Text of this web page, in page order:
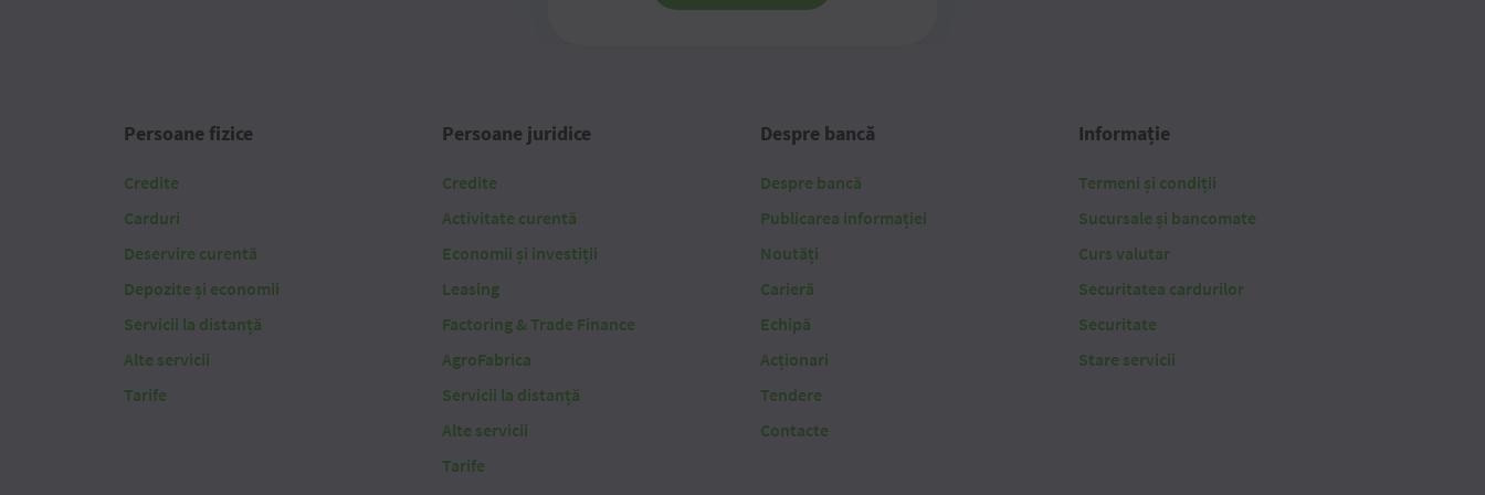
Persoane fizice
Credite
Carduri
Deservire curentă
Depozite și economii
Servicii la distanță
Alte servicii
Tarife
Persoane juridice
Credite
Activitate curentă
Economii și investiții
Leasing
Factoring & Trade Finance
AgroFabrica
Servicii la distanță
Alte servicii
Tarife
Despre bancă
Despre bancă
Publicarea informației
Noutăți
Carieră
Echipă
Acționari
Tendere
Contacte
Informație
Termeni și condiții
Sucursale și bancomate
Curs valutar
Securitatea cardurilor
Securitate
Stare servicii